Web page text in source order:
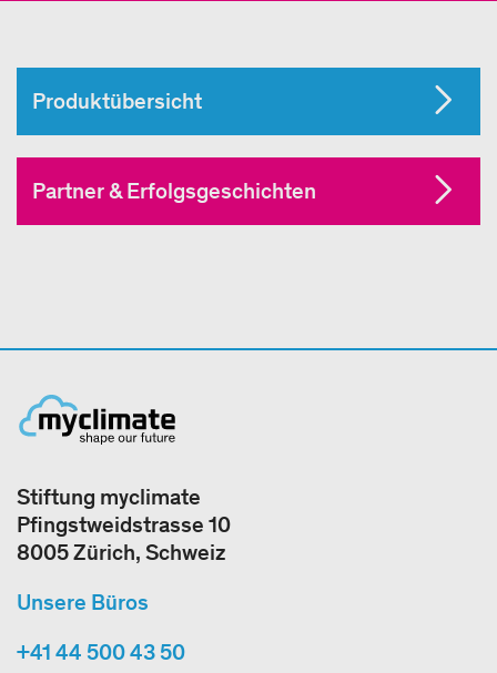
Produktübersicht
Partner & Erfolgsgeschichten
Stiftung myclimate
Pfingstweidstrasse 10
8005 Zürich, Schweiz
Unsere Büros
+41 44 500 43 50